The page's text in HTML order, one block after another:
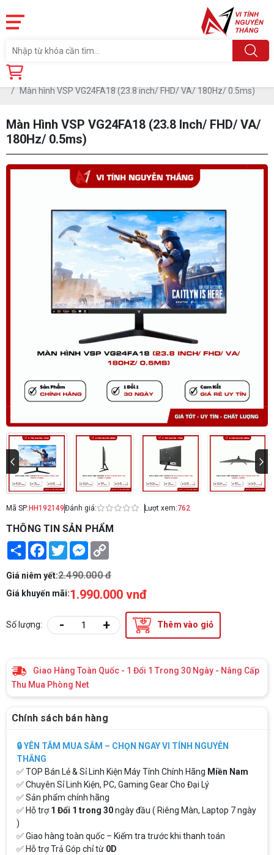
Trang chủ
Màn hình VSP VG24FA18 (23.8 inch/ FHD/ VA/ 180Hz/ 0.5ms)
Màn Hình VSP VG24FA18 (23.8 Inch/ FHD/ VA/
180Hz/ 0.5ms)
Mã SP: HH192149Đánh giá: Lượt xem:762
THÔNG TIN SẢN PHẨM
Share Facebook
TwitterMessenger
Giá niêm yết:2.490.000 đ
Giá khuyến mãi:1.990.000 vnđ
Số lượng: - + Thêm vào giỏ
Giao Hàng Toàn Quốc - 1 Đổi 1 Trong 30 Ngày - Nâng Cấp
Thu Mua Phòng Net
Chính sách bán hàng
🔒 YÊN TÂM MUA SẮM – CHỌN NGAY VI TÍNH NGUYỄN
THẮNG
✅ TOP Bán Lẻ & Sỉ Linh Kiện Máy Tính Chính Hãng Miền Nam
✅ Chuyên Sỉ Linh Kiện, PC, Gaming Gear Cho Đại Lý
✅ Sản phẩm chính hãng
✅ Hỗ trợ1 Đổi 1 trong 30ngày đầu ( Riêng Màn, Laptop 7 ngày
)
✅ Giao hàng toàn quốc – Kiểm tra trước khi thanh toán
✅ Hỗ trợ Trả Góp chỉ từ 0D